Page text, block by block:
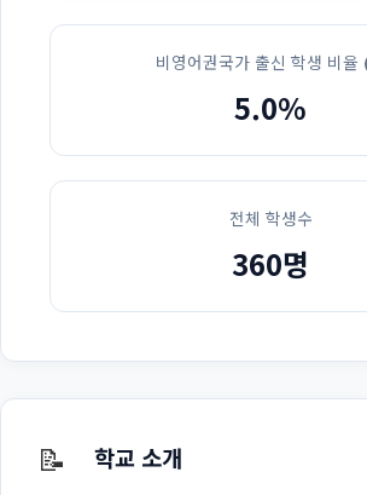
비영어권국가 출신 학생 비율
5.0%
전체 학생수
360명
📝 학교 소개